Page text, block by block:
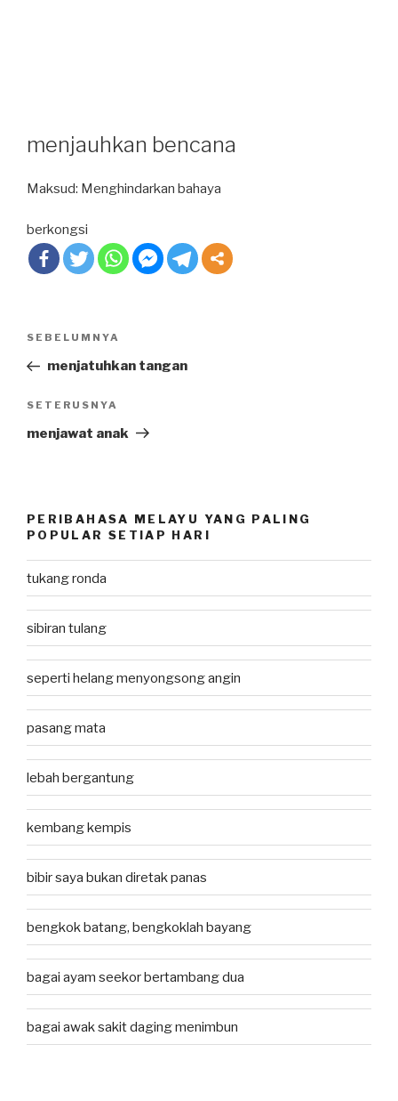
menjauhkan bencana
Maksud: Menghindarkan bahaya
berkongsi
Post
Previous
Post
SEBELUMNYA
menjatuhkan tangan
Next
Post
SETERUSNYA
menjawat anak
PERIBAHASA MELAYU YANG PALING
POPULAR SETIAP HARI
tukang ronda
sibiran tulang
seperti helang menyongsong angin
pasang mata
lebah bergantung
kembang kempis
bibir saya bukan diretak panas
bengkok batang, bengkoklah bayang
bagai ayam seekor bertambang dua
bagai awak sakit daging menimbun